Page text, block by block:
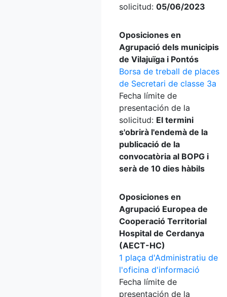
solicitud: 05/06/2023
Oposiciones en
Agrupació dels municipis
de Vilajuïga i Pontós
Borsa de treball de places
de Secretari de classe 3a
Fecha límite de
presentación de la
solicitud: El termini
s'obrirà l'endemà de la
publicació de la
convocatòria al BOPG i
serà de 10 dies hàbils
Oposiciones en
Agrupació Europea de
Cooperació Territorial
Hospital de Cerdanya
(AECT-HC)
1 plaça d'Administratiu de
l'oficina d'informació
Fecha límite de
presentación de la